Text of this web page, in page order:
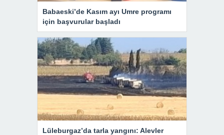
Babaeski’de Kasım ayı Umre programı
için başvurular başladı
Lüleburgaz’da tarla yangını: Alevler